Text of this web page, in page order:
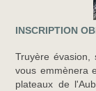
INSCRIPTION
Truyère
vous emmènera
plateaux de